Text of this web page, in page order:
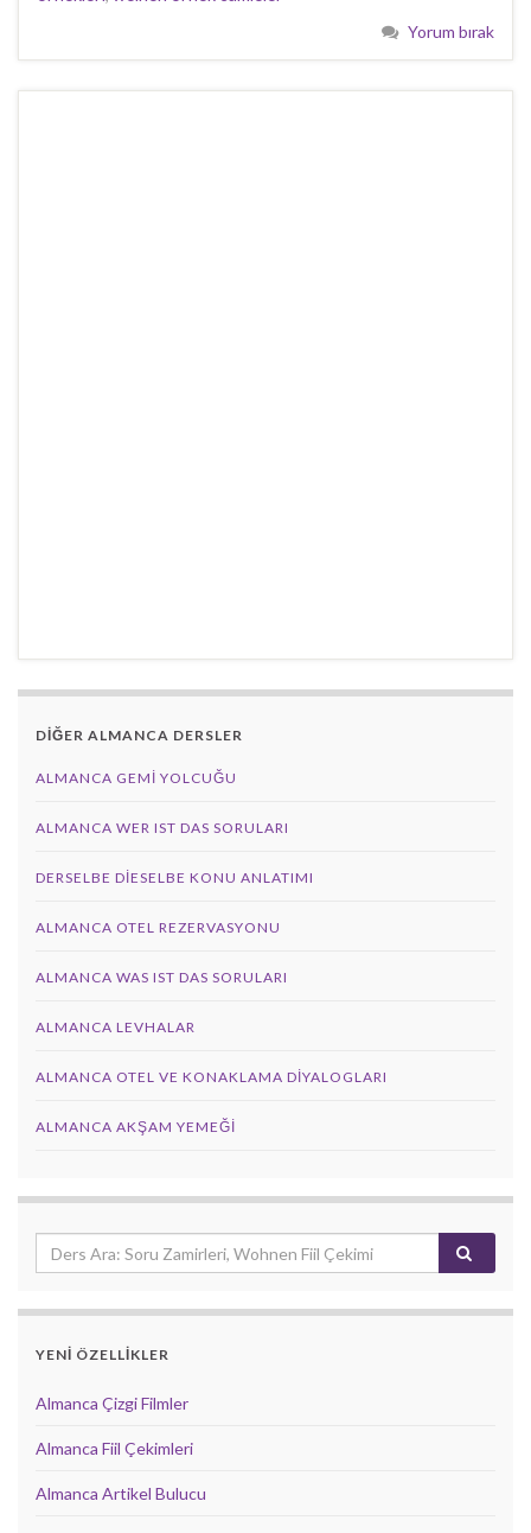
Yorum bırak
DİĞER ALMANCA DERSLER
ALMANCA GEMI YOLCUĞU
ALMANCA WER IST DAS SORULARI
DERSELBE DIESELBE KONU ANLATIMI
ALMANCA OTEL REZERVASYONU
ALMANCA WAS IST DAS SORULARI
ALMANCA LEVHALAR
ALMANCA OTEL VE KONAKLAMA DIYALOGLARI
ALMANCA AKŞAM YEMEĞI
YENİ ÖZELLİKLER
Almanca Çizgi Filmler
Almanca Fiil Çekimleri
Almanca Artikel Bulucu